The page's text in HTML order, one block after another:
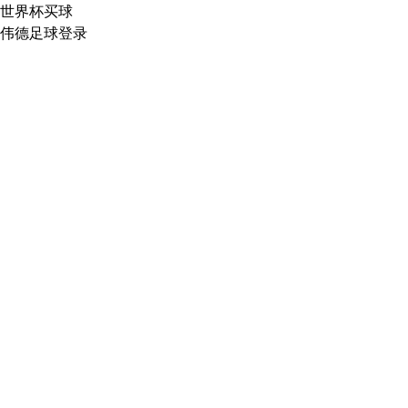
世界杯买球
伟德足球登录